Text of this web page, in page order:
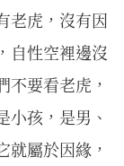
老虎，沒有因
自性空裡邊沒
要看老虎，
小孩，是男、
屬於因緣，